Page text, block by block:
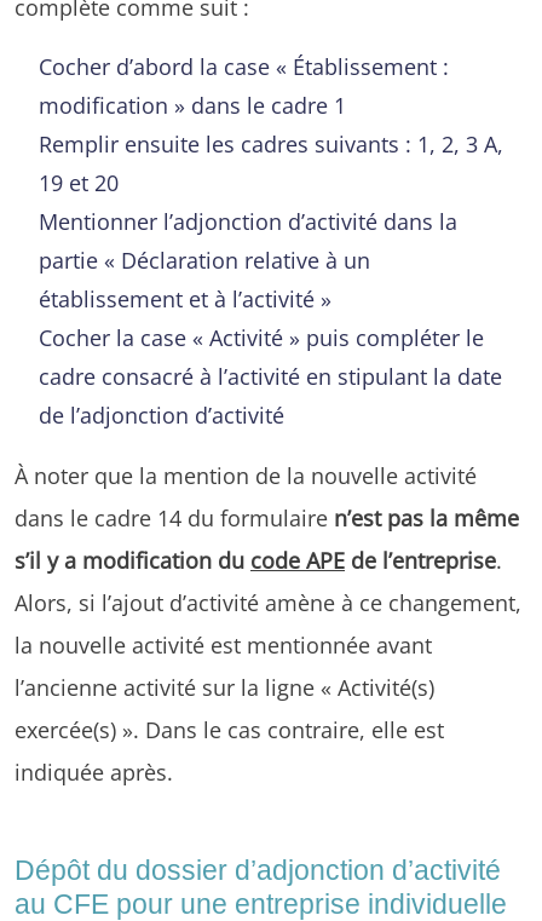
complète comme suit :
Cocher d’abord la case « Établissement :
modification » dans le cadre 1
Remplir ensuite les cadres suivants : 1, 2, 3 A,
19 et 20
Mentionner l’adjonction d’activité dans la
partie « Déclaration relative à un
établissement et à l’activité »
Cocher la case « Activité » puis compléter le
cadre consacré à l’activité en stipulant la date
de l’adjonction d’activité
À noter que la mention de la nouvelle activité
dans le cadre 14 du formulaire n’est pas la même
s’il y a modification du code APE de l’entreprise.
Alors, si l’ajout d’activité amène à ce changement,
la nouvelle activité est mentionnée avant
l’ancienne activité sur la ligne « Activité(s)
exercée(s) ». Dans le cas contraire, elle est
indiquée après.
Dépôt du dossier d’adjonction d’activité
au CFE pour une entreprise individuelle